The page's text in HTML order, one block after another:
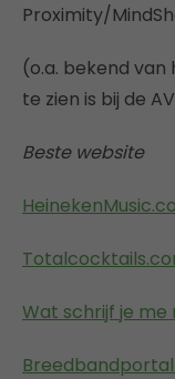
Proximity/
(o.a. bekend
te zien is bij de
Beste website
Wat schrijf je me
Breedbandportal